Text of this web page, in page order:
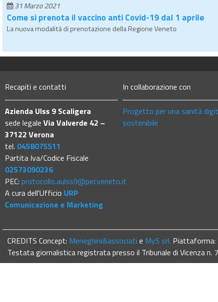
31 Marzo 2021
Come si prenota il vaccino anti Covid-19 dal 1 aprile
La nuova modalità di prenotazione della Regione Veneto
Recapiti e contatti
Azienda Ulss 9 Scaligera
sede legale Via Valverde 42 –
37122 Verona
tel. 0458075511
Partita Iva/Codice Fiscale
02573090236
PEC: protocollo.aulss9@pecveneto.it
A cura dell'Ufficio URP
Comunicazione e Marketing
In collaborazione con
Progetto per una sanità
sostenibile
CREDITS Concept: Meneghini&associati e MyS srl. Piattaforma:
Testata giornalistica registrata presso il Tribunale di Vicenza n.